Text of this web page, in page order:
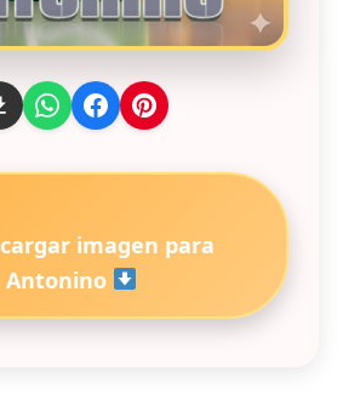
imagen para
Antonino